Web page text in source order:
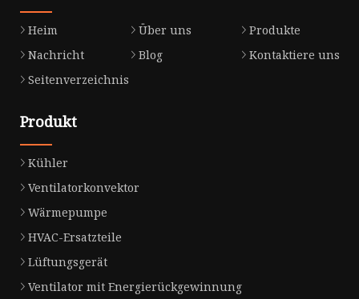
Heim Über uns
Produkte
Nachricht
Blog
Kontaktiere uns
Seitenverzeichnis
Produkt
Kühler
Ventilatorkonvektor
Wärmepumpe
HVAC-Ersatzteile
Lüftungsgerät
Ventilator mit Energierückgewinnung